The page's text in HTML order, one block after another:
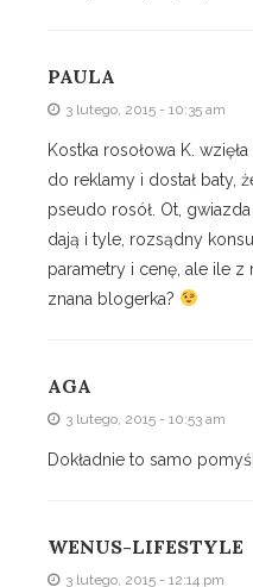
PAULA
3 lutego, 2015 - 10:35 am
Kostka rosołowa K.
do reklamy i dostał baty,
pseudo rosół. Ot,
dają i tyle, rozsądny
parametry i cenę, ale ile
znana blogerka?
AGA
3 lutego, 2015 - 10:53 am
Dokładnie to samo
WENUS-LIFESTYLE
3 lutego, 2015 - 12:14 pm